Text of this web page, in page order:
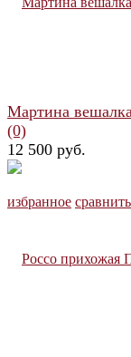
избранное сравнить
Мартина
(0)
12 500 руб.